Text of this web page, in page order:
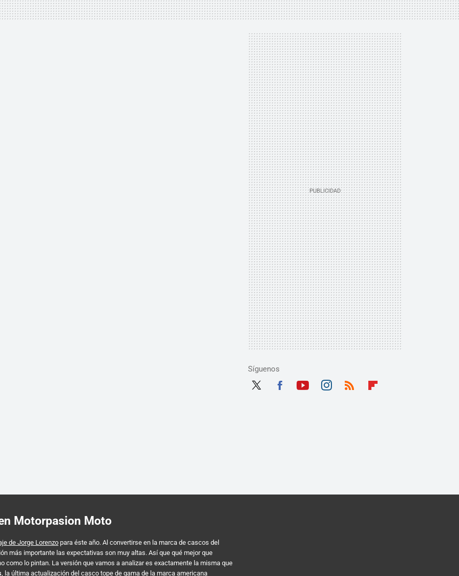
Síguenos
Motorpasion Moto
de Jorge Lorenzo para éste año. Al convertirse en la marca de cascos del
más importante las expectativas son muy altas. Así que qué mejor que
como lo pintan. La versión que vamos a analizar es exactamente la misma que
, la última actualización del casco tope de gama de la marca americana